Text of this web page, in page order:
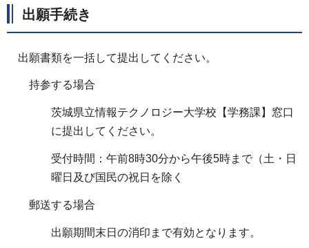
出願手続き
出願書類を一括して提出してください。
持参する場合
茨城県立情報テクノロジー大学校【学務課】窓口
に提出してください。
受付時間：午前8時30分から午後5時まで（土・日
曜日及び国民の祝日を除く
郵送する場合
出願期間末日の消印まで有効となります。